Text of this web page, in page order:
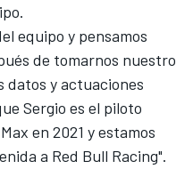
equipo y pensamos
de tomarnos nuestro
datos y actuaciones
Sergio es el piloto
en 2021 y estamos
a Red Bull Racing".